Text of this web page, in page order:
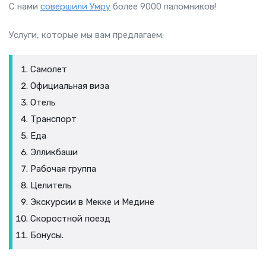
С нами совершили Умру более 9000 паломников!
Услуги, которые мы вам предлагаем:
Самолет
Официальная виза
Отель
Транспорт
Еда
Элликбаши
Рабочая группа
Целитель
Экскурсии в Мекке и Медине
Скоростной поезд
Бонусы.